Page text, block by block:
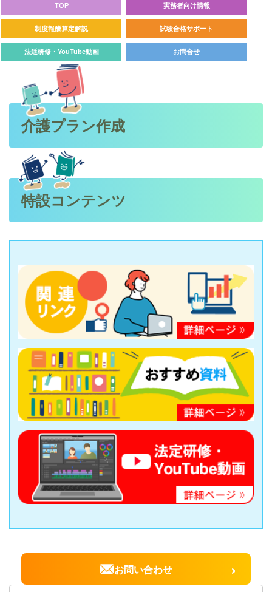
TOP 実務者向け情報
制度報酬算定解説 試験合格サポート
法廷研修・YouTube動画 お問合せ
介護プラン作成
特設コンテンツ
お問い合わせ ›